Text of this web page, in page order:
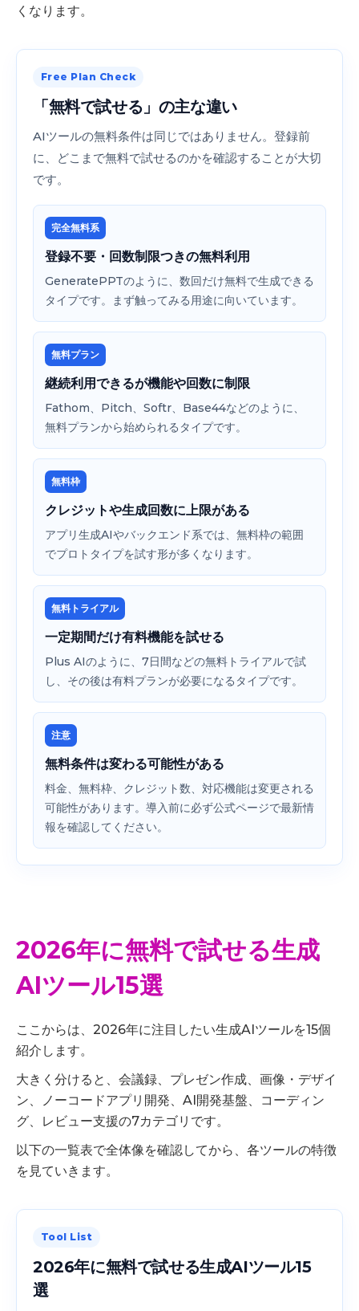
くなります。
Free Plan Check
「無料で試せる」の主な違い
AIツールの無料条件は同じではありません。登録前
に、どこまで無料で試せるのかを確認することが大切
です。
完全無料系
登録不要・回数制限つきの無料利用
GeneratePPTのように、数回だけ無料で生成できる
タイプです。まず触ってみる用途に向いています。
無料プラン
継続利用できるが機能や回数に制限
Fathom、Pitch、Softr、Base44などのように、
無料プランから始められるタイプです。
無料枠
クレジットや生成回数に上限がある
アプリ生成AIやバックエンド系では、無料枠の範囲
でプロトタイプを試す形が多くなります。
無料トライアル
一定期間だけ有料機能を試せる
Plus AIのように、7日間などの無料トライアルで試
し、その後は有料プランが必要になるタイプです。
注意
無料条件は変わる可能性がある
料金、無料枠、クレジット数、対応機能は変更される
可能性があります。導入前に必ず公式ページで最新情
報を確認してください。
2026年に無料で試せる生成
AIツール15選
ここからは、2026年に注目したい生成AIツールを15個
紹介します。
大きく分けると、会議録、プレゼン作成、画像・デザイ
ン、ノーコードアプリ開発、AI開発基盤、コーディン
グ、レビュー支援の7カテゴリです。
以下の一覧表で全体像を確認してから、各ツールの特徴
を見ていきます。
Tool List
2026年に無料で試せる生成AIツール15
選